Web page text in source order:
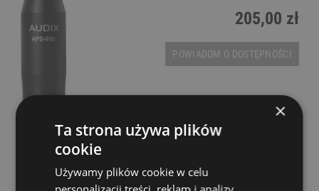
205,00 zł
POWIADOM O DOSTĘPNOŚCI
×
Ta strona używa plików
cookie
Używamy plików cookie w celu